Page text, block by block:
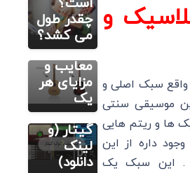
و
سبک اصلی و
موسیقی سنتی
ها و ریتم هایی
داره از این
. این سبک یک
است؟
چقدر طول
می کشد؟
گیتار
کلاسیک و
آکوستیک:
معایب و
مزایای هر
یک
آموزش
تصویری گیتار
10
اپلیکیشن
برتر برای
کوک
گیتار (و
لینک
دانلود)